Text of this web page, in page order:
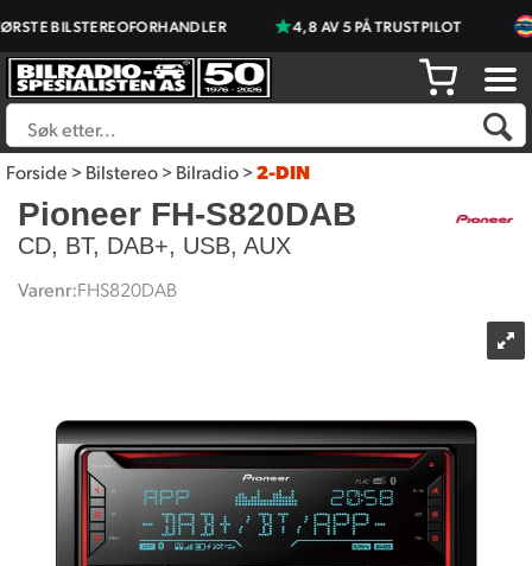
BILSTEREOFORHANDLER 4,8 AV 5 PÅ TRUSTPILOT
Forside>Bilstereo>Bilradio>2-DIN
Pioneer FH-S820DAB
CD, BT, DAB+, USB, AUX
Varenr:FHS820DAB